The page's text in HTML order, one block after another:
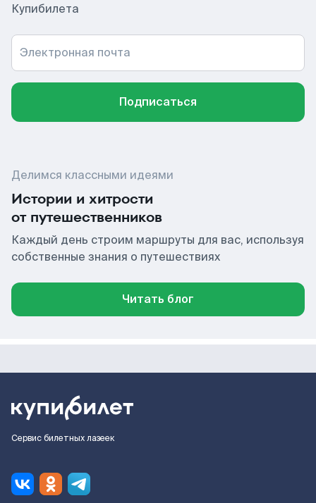
Купибилета
Электронная почта
Подписаться
Делимся классными идеями
Истории и хитрости
от путешественников
Каждый день строим маршруты для вас, используя
собственные знания о путешествиях
Читать блог
Сервис билетных лазеек